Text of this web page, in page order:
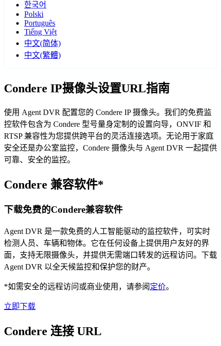
한국어
Polski
Português
Tiếng Việt
中文(简体)
中文(繁體)
Condere IP摄像头设置URL指南
使用 Agent DVR 配置您的 Condere IP 摄像头。我们的免费监
控软件包含为 Condere 型号量身定制的设置向导，ONVIF 和
RTSP 兼容性为您提供跨平台的灵活连接选项。无论用于家庭
安全还是办公室监控，Condere 摄像头与 Agent DVR 一起提供
可靠、安全的监控。
Condere 兼容软件*
下载免费的Condere兼容软件
Agent DVR 是一款免费的人工智能驱动的监控软件，可实时
检测人员、车辆和物体。它在任何设备上提供用户友好的界
面，支持无限摄像头，并提供无需端口转发的远程访问。下载
Agent DVR 以全天候监控和保护您的财产。
*如需安全的远程访问或商业使用，请参阅 定价。
立即下载
Condere 连接 URL